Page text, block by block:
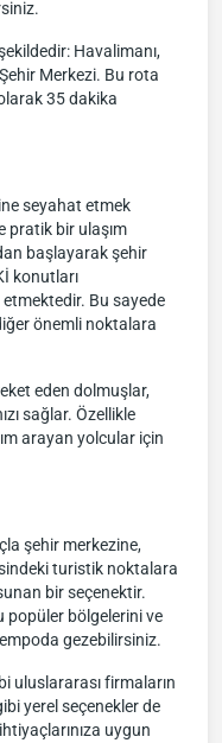
Havalimanı,
Merkezi. Bu rota
35 dakika
seyahat etmek
pratik bir ulaşım
başlayarak şehir
konutları
Bu sayede
önemli noktalara
eden dolmuşlar,
sağlar. Özellikle
arayan yolcular için
şehir merkezine,
turistik noktalara
bir seçenektir.
popüler bölgelerini ve
gezebilirsiniz.
uluslararası firmaların
yerel seçenekler de
uygun